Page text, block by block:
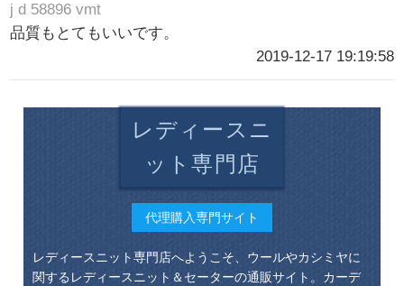
j d 58896 vmt
品質もとてもいいです。
2019-12-17 19:19:58
レディースニ
ット専門店
代理購入専門サイト
レディースニット専門店へようこそ、ウールやカシミヤに
関するレディースニット＆セーターの通販サイト。カーデ